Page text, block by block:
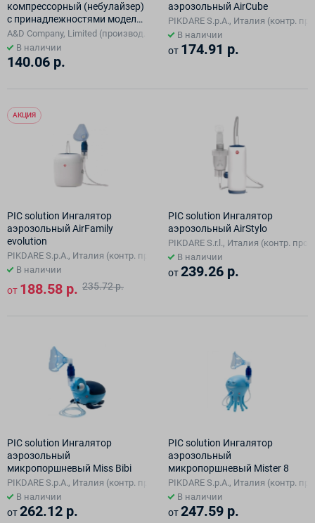
компрессорный (небулайзер)
с принадлежностями модель
CN-233 A&D
A&D Company, Limited (производ. площ. Shenzhen Bi-Rish Medical
В наличии
140.06 р.
аэрозольный AirCube
PIKDARE S.p.A., Италия (контр.
В наличии
от 174.91 р.
АКЦИЯ
PIC solution Ингалятор
аэрозольный AirFamily
evolution
PIKDARE S.p.A., Италия (контр. произв. 3A Health Care S.r.l., в Италии)
В наличии
от 188.58 р. 235.72 р.
PIC solution Ингалятор
аэрозольный AirStylo
PIKDARE S.r.l., Италия (контр.
В наличии
от239.26 р.
PIC solution Ингалятор
аэрозольный
микропоршневый Miss Bibi
PIKDARE S.p.A., Италия (контр. произв. 3A Health Care S.r.l., в Италии)
В наличии
от262.12 р.
PIC solution Ингалятор
аэрозольный
микропоршневый Mister 8
PIKDARE S.p.A., Италия (контр.
В наличии
от247.59 р.